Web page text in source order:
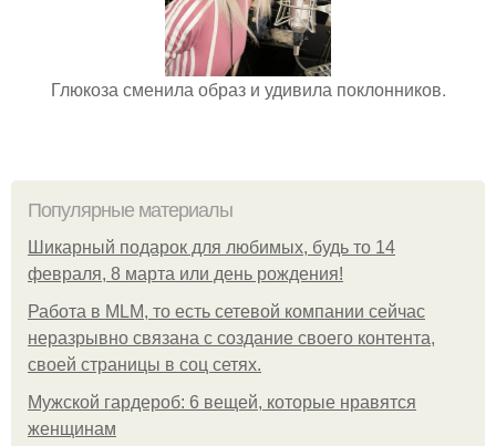
Глюкоза сменила образ и удивила поклонников.
Популярные материалы
Шикарный подарок для любимых, будь то 14
февраля, 8 марта или день рождения!
Работа в MLM, то есть сетевой компании сейчас
неразрывно связана с создание своего контента,
своей страницы в соц сетях.
Мужской гардероб: 6 вещей, которые нравятся
женщинам